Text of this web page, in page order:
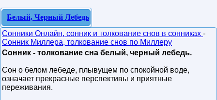
Белый, Черный Лебедь
Сонники Онлайн, сонник и толкование снов в сонниках -
Сонник Миллера, толкование снов по Миллеру
Сонник - толкование сна белый, черный лебедь.
Сон о белом лебеде, плывущем по спокойной воде,
означает прекрасные перспективы и приятные
переживания.